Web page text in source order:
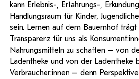
kann Erlebnis-, Erfahrungs-,
Handlungsraum für Kinder,
sein. Lernen auf dem Bauernhof trägt
Transparenz für uns als
Nahrungsmitteln zu schaffen – von
Ladentheke und von der Ladentheke
Verbraucher:innen – denn